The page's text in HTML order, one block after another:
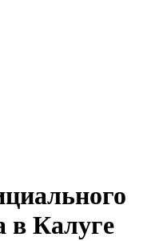
в Калуге